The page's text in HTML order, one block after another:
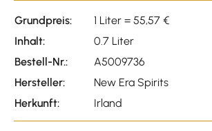
Grundpreis:
1 Liter = 55,57 €
Inhalt:
0.7 Liter
Bestell-Nr.:
A5009736
Hersteller:
New Era Spirits
Herkunft:
Irland